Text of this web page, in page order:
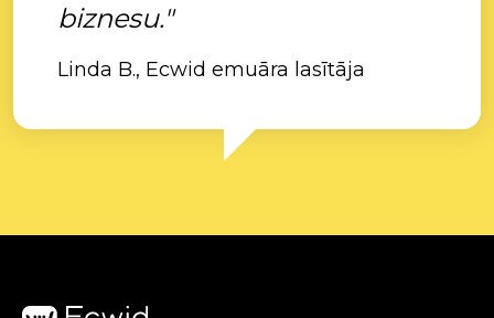
biznesu."
Linda B., Ecwid emuāra lasītāja